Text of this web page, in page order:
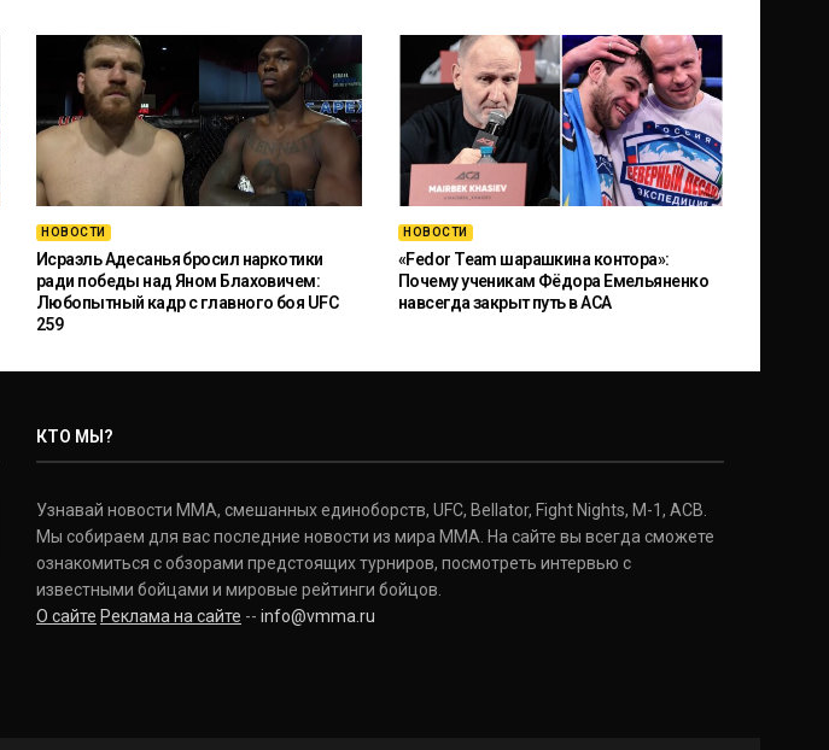
НОВОСТИ
Исраэль Адесанья бросил наркотики
ради победы над Яном Блаховичем:
Любопытный кадр с главного боя UFC
259
НОВОСТИ
«Fedor Team шарашкина контора»:
Почему ученикам Фёдора Емельяненко
навсегда закрыт путь в ACA
КТО МЫ?
Узнавай новости ММА, смешанных единоборств, UFC, Bellator, Fight Nights, M-1, ACB.
Мы собираем для вас последние новости из мира ММА. На сайте вы всегда сможете
ознакомиться с обзорами предстоящих турниров, посмотреть интервью с
известными бойцами и мировые рейтинги бойцов.
О сайте Реклама на сайте -- info@vmma.ru